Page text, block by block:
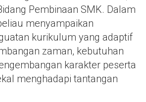
Pembinaan SMK. Dalam
menyampaikan
kurikulum yang adaptif
zaman, kebutuhan
karakter peserta
menghadapi tantangan